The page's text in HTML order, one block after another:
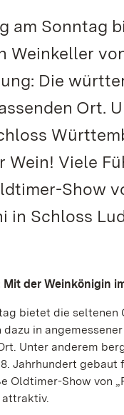
am Sonntag
Weinkeller
Die
Ort.
Wein! Viele
Show
in Schloss
der Weinkönigin
bietet die
in
Unter anderem
Jahrhundert gebaut
Oldtimer-Show von
attraktiv.